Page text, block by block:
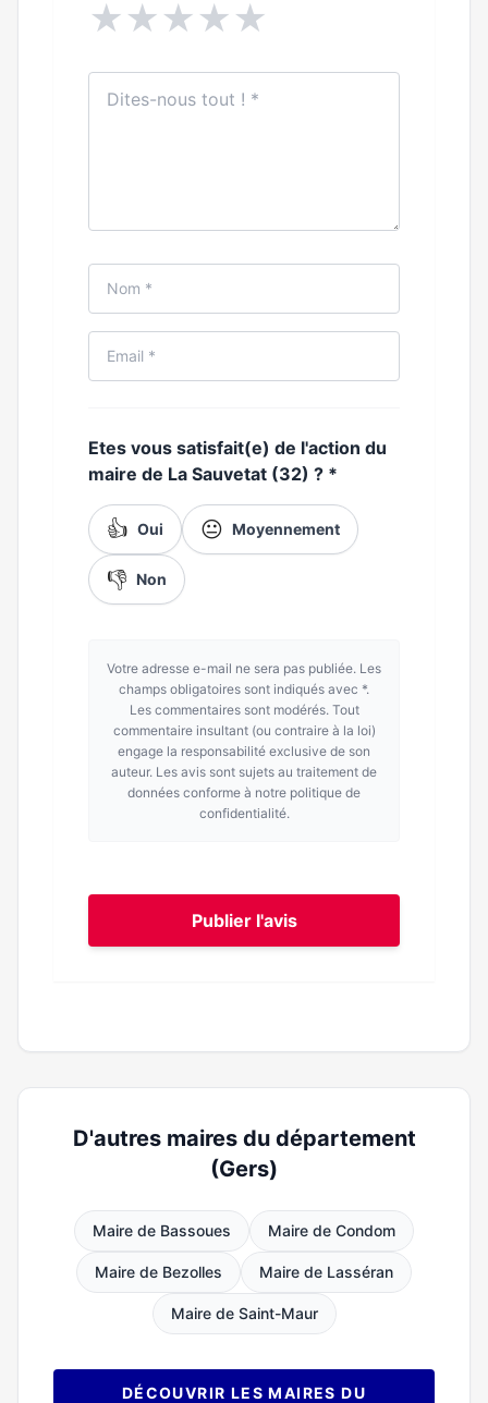
★★★★★
Etes vous satisfait(e) de l'action du
maire de La Sauvetat (32) ? *
👍 Oui 😐 Moyennement
👎 Non
Votre adresse e-mail ne sera pas publiée. Les
champs obligatoires sont indiqués avec *.
Les commentaires sont modérés. Tout
commentaire insultant (ou contraire à la loi)
engage la responsabilité exclusive de son
auteur. Les avis sont sujets au traitement de
données conforme à notre politique de
confidentialité.
Publier l'avis
D'autres maires du département
(Gers)
Maire de Bassoues Maire de Condom
Maire de Bezolles Maire de Lasséran
Maire de Saint-Maur
DÉCOUVRIR LES MAIRES DU